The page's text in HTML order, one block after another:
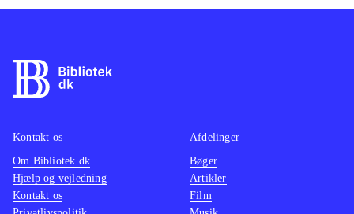
Kontakt os
Om Bibliotek.dk
Hjælp og vejledning
Kontakt os
Afdelinger
Bøger
Artikler
Film